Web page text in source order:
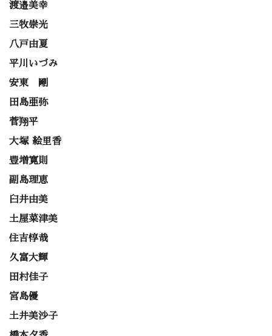
渡邉美幸
三牧崇光
八戸由夏
平川いづみ
安東 剛
田島亜弥
菅翔平
大塚 絵里香
豊増寛則
副島理恵
臼井由美
土屋菜津美
住吉惇哉
久富大輝
田村佳子
宮島優
土井美沙子